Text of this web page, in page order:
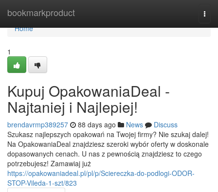
bookmarkproduct
Home
Home
1
Kupuj OpakowaniaDeal -
Najtaniej i Najlepiej!
brendavrmp389257 88 days ago News
Discuss
Szukasz najlepszych opakowań na Twojej firmy? Nie szukaj dalej!
Na OpakowaniaDeal znajdziesz szeroki wybór oferty w doskonale
dopasowanych cenach. U nas z pewnością znajdziesz to czego
potrzebujesz! Zamawiaj już
https://opakowaniadeal.pl/pl/p/Sciereczka-do-podlogi-ODOR-
STOP-Vileda-1-szt/823